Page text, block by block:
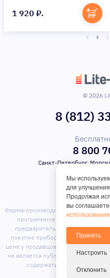
1 920 ₽.
© 2026
8 (812)
8 800
Санкт-Петербург,
Фирма-производитель оставляет
программное обеспечение,
предварительного
покупке приборов уточняйте
цене у продавцов. Вся информация
не является публичной офертой.
содержать предложения
отсутствующие
Мы
для
Продолжая
вы
Принять
Настроить
Отклонить